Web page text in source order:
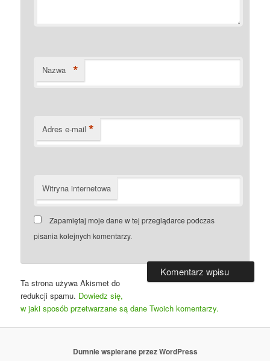
Nazwa *
Adres e-mail *
Witryna internetowa
Zapamiętaj moje dane w tej przeglądarce podczas
pisania kolejnych komentarzy.
Ta strona używa Akismet do
redukcji spamu. Dowiedz się,
w jaki sposób przetwarzane są dane Twoich komentarzy.
Dumnie wspierane przez WordPress